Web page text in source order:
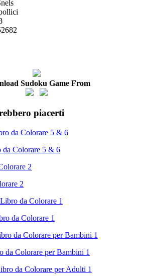
Sudoku Game From
piacerti
Colorare 5 & 6
2
da Colorare 1
da Colorare per Bambini 1